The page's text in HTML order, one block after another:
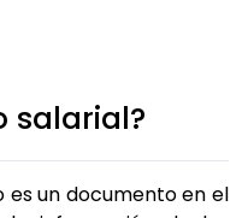
salarial?
es un documento en el